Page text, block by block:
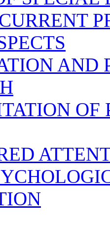
AND
OF